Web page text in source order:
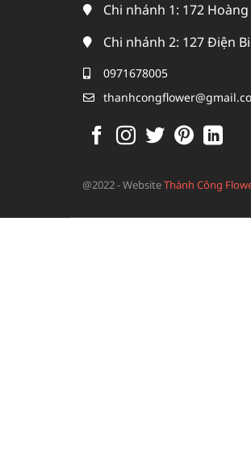
Chi nhánh 1: 172
Chi nhánh 2: 127 Điện
0971678005
@2022 - WebsiteThành Công